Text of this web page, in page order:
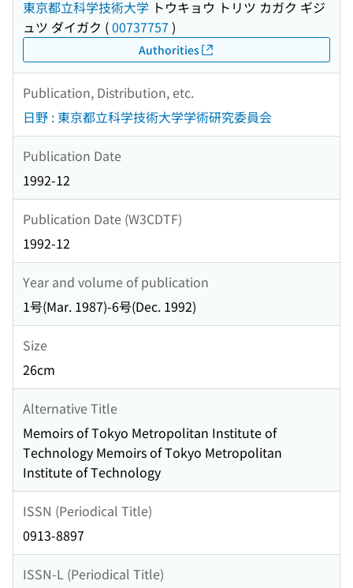
東京都立科学技術大学 トウキョウ トリツ カガク ギジ
ュツ ダイガク (00737757 )
Authorities
Publication, Distribution, etc.
日野 : 東京都立科学技術大学学術研究委員会
Publication Date
1992-12
Publication Date (W3CDTF)
1992-12
Year and volume of publication
1号(Mar. 1987)-6号(Dec. 1992)
Size
26cm
Alternative Title
Memoirs of Tokyo Metropolitan Institute of
Technology Memoirs of Tokyo Metropolitan
Institute of Technology
ISSN (Periodical Title)
0913-8897
ISSN-L (Periodical Title)